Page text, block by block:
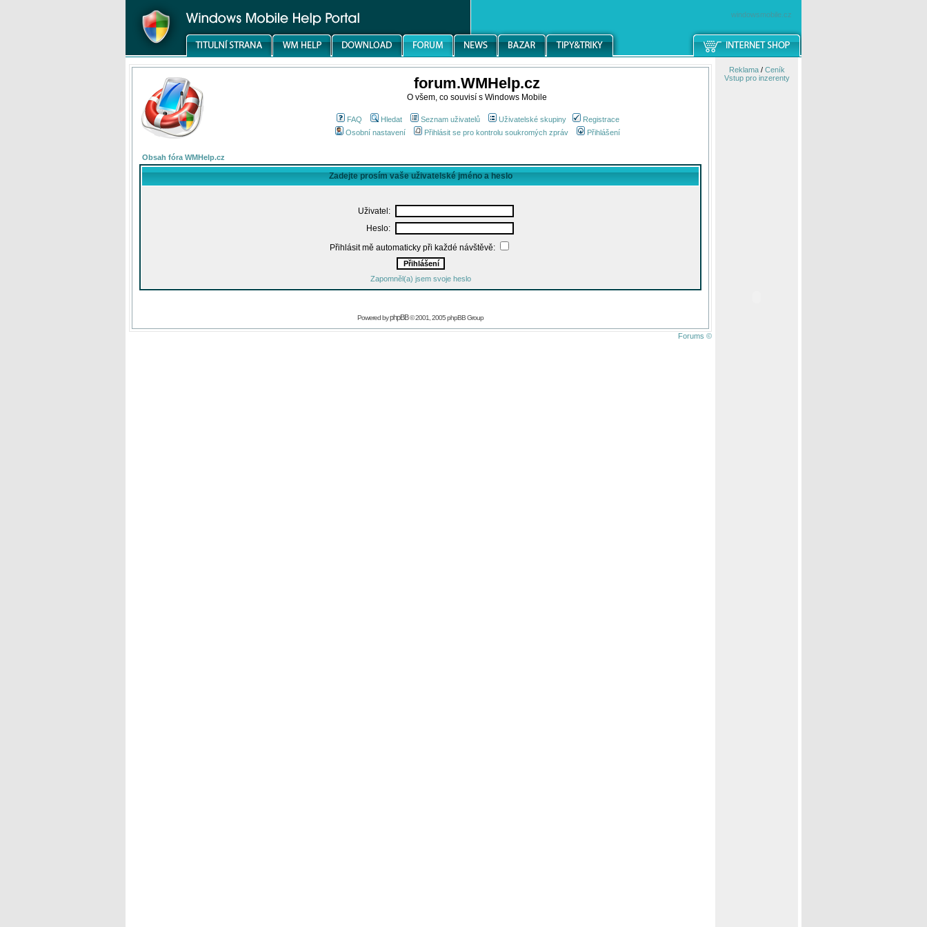
windowsmobile.cz
forum.WMHelp.cz
O všem, co souvisí s Windows Mobile
FAQ Hledat Seznam uživatelů Uživatelské skupiny
Registrace
Osobní nastavení
Přihlásit se pro kontrolu soukromých zpráv Přihlášení
Obsah fóra WMHelp.cz
Zadejte prosím vaše uživatelské jméno a heslo
Uživatel:
Heslo:
Přihlásit mě automaticky při každé návštěvě:
Zapomněl(a) jsem svoje heslo
Powered byphpBB© 2001, 2005 phpBB Group
Forums ©
Reklama/ Ceník
Vstup pro inzerenty